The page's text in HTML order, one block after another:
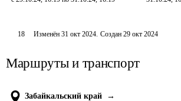
18 Изменён31 окт 2024. Создан 29 окт 2024
Маршруты и транспорт
Забайкальский край
→